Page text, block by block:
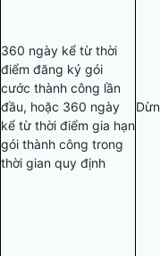
360 ngày kể từ thời
điểm đăng ký gói
cước thành công lần
đầu, hoặc 360 ngày
kể từ thời điểm gia hạn
gói thành công trong
thời gian quy định